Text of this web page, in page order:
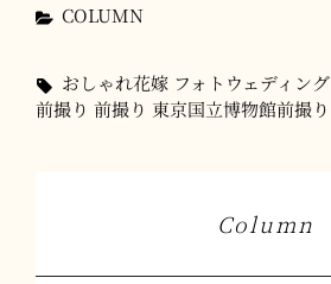
カ
リ
ー
COLUMN
タ
グ,
おしゃれ花嫁 フォトウェディング
前撮り 前撮り 東京国立博物館前撮り
Column